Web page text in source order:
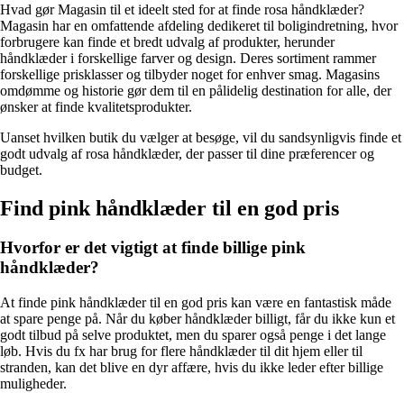
Hvad gør Magasin til et ideelt sted for at finde rosa håndklæder?
Magasin har en omfattende afdeling dedikeret til boligindretning, hvor
forbrugere kan finde et bredt udvalg af produkter, herunder
håndklæder i forskellige farver og design. Deres sortiment rammer
forskellige prisklasser og tilbyder noget for enhver smag. Magasins
omdømme og historie gør dem til en pålidelig destination for alle, der
ønsker at finde kvalitetsprodukter.
Uanset hvilken butik du vælger at besøge, vil du sandsynligvis finde et
godt udvalg af rosa håndklæder, der passer til dine præferencer og
budget.
Find pink håndklæder til en god pris
Hvorfor er det vigtigt at finde billige pink
håndklæder?
At finde pink håndklæder til en god pris kan være en fantastisk måde
at spare penge på. Når du køber håndklæder billigt, får du ikke kun et
godt tilbud på selve produktet, men du sparer også penge i det lange
løb. Hvis du fx har brug for flere håndklæder til dit hjem eller til
stranden, kan det blive en dyr affære, hvis du ikke leder efter billige
muligheder.